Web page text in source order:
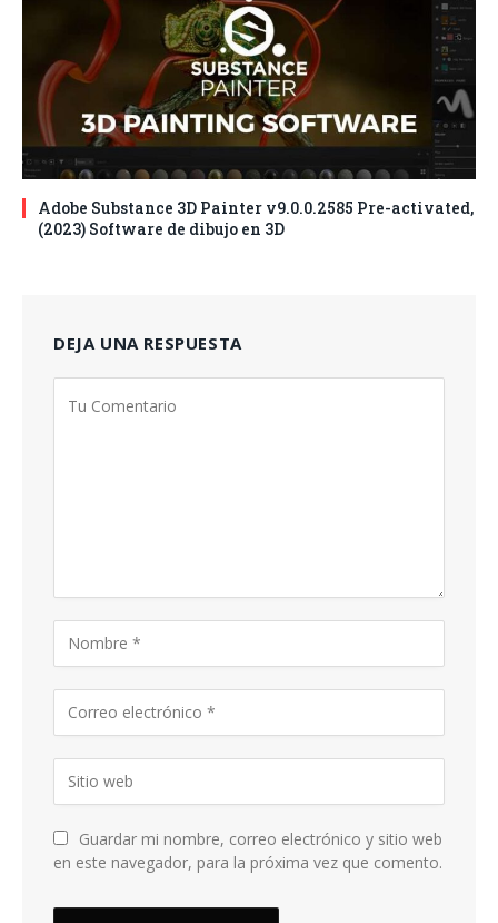
Adobe Substance 3D Painter v9.0.0.2585 Pre-activated,
(2023) Software de dibujo en 3D
DEJA UNA RESPUESTA
Guardar mi nombre, correo electrónico y sitio web
en este navegador, para la próxima vez que comento.